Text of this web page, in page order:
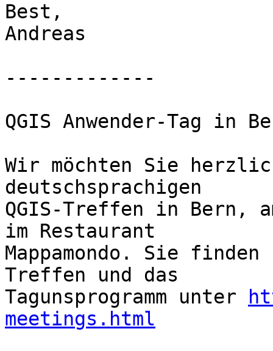
Best,
Andreas
-------------
QGIS Anwender-Tag in
Wir möchten Sie
deutschsprachigen
QGIS-Treffen in Bern,
im Restaurant
Mappamondo. Sie
Treffen und das
Tagunsprogramm unter
meetings.html